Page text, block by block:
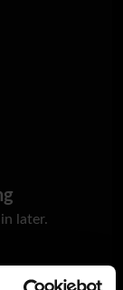
later.